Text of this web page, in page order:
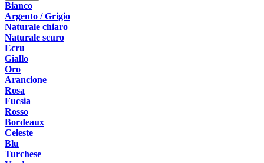
Bianco
Argento / Grigio
Naturale chiaro
Naturale scuro
Ecru
Giallo
Oro
Arancione
Rosa
Fucsia
Rosso
Bordeaux
Celeste
Blu
Turchese